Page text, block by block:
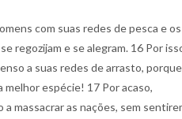
com suas redes de pesca e os
regozijam e se alegram. 16 Por
a suas redes de arrasto,
melhor espécie! 17 Por acaso,
massacrar as nações, sem